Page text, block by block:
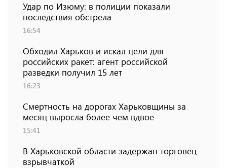
Удар по Изюму: в полиции показали
последствия обстрела
16:54
Обходил Харьков и искал цели для
российских ракет: агент российской
разведки получил 15 лет
16:23
Смертность на дорогах Харьковщины за
месяц выросла более чем вдвое
15:41
В Харьковской области задержан торговец
взрывчаткой